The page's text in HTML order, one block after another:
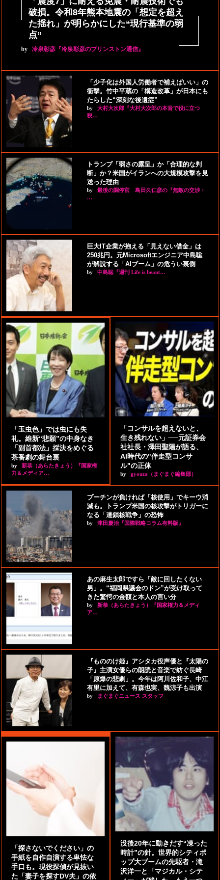
破損。令和8年熊本地震の「想定を超え
た揺れ」が明らかにした“現行基準の弱
点”
by 冷泉彰彦『冷泉彰彦のプリンストン通信』
「少子化は外国人労働者で補えばいい」の
衝撃。竹中平蔵の「構造改革」が日本にも
たらした“深刻な後遺症”
by
大村大次郎『大村大次郎の本音で役に立つ
税…
トランプ「弱さの露呈」か「合理的な判
断」か？米国がイランへの大規模攻撃を見
送った理由
by
最後の調停官 島田久仁彦の『無敵の交渉・
…
巨大IT企業が抱える「見えない借金」は
250兆円。元Microsoftエンジニア中島聡
が解説する「AIブーム」の危うい裏側
by 中島聡『週刊 Life is beaut…
「玉虫色」では虫にも失
礼。維新“悲願”の中身なき
「副首都法」採決をめぐる
茶番劇の舞台裏
by
新恭（あらたきょう）『国家権
力＆メディア…
「コンサルを超えないと、
生き残れない」──元証券会
社社長・澤田聖陽が語る、
AI時代の"伴走型コンサ
ル"の正体
by gyouza（まぐまぐ編集部）
プーチンが負ければ「核使用」でキーウ消
滅も。トランプ米国の核攻撃がトリガーに
なる「連鎖核戦争」の恐怖
by 津田慶治『国際戦略コラム有料版』
あの麻生太郎ですら「敵に回したくない
男」。“福岡県議会のドン”が受け取って
きた驚愕の金額と本人の言い分
by
新恭（あらたきょう）『国家権力＆メディ
ア…
『もののけ姫』アシタカ役声優と『太陽の
子』主演女優らの朗読と音楽で紡ぐ長崎
「原爆の悲劇」。今年は阿川佐和子、中江
有里に加えて、有森也実、魏涼子も出演
by まぐまぐニュース スタッフ
「探さないでください」の
手紙を自作自演する卑怯な
手口も。現役探偵が見抜い
た「妻子を探すDV夫」の依
没後20年に動きだす“凍った
時計”の針。世界的シティポ
ップ大ブームの先駆者・滝
沢洋一と「マジカル・シテ